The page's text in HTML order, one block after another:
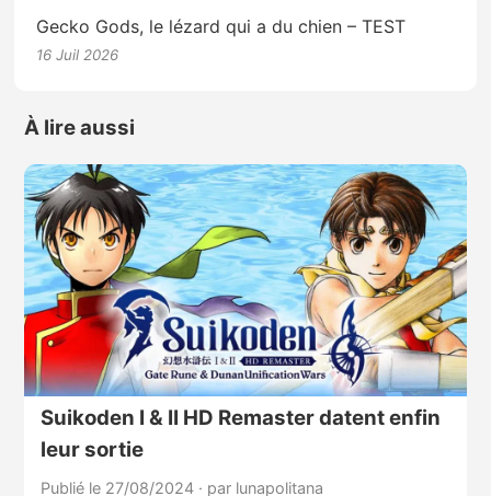
Gecko Gods, le lézard qui a du chien – TEST
16 Juil 2026
À lire aussi
Suikoden I & II HD Remaster datent enfin
leur sortie
Publié le 27/08/2024 · par lunapolitana